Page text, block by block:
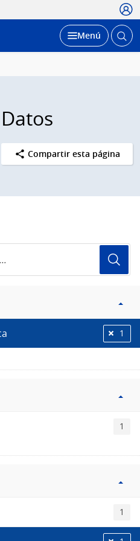
Desplegar
Menú Abrir
Compartir esta página
1
1
1